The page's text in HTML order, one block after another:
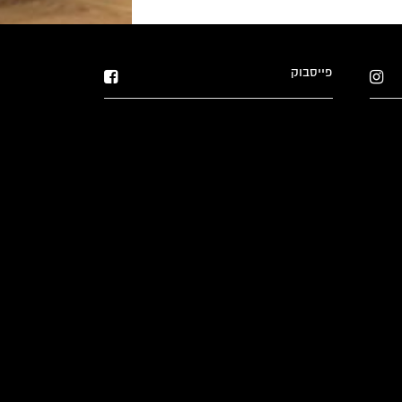
פייסבוק